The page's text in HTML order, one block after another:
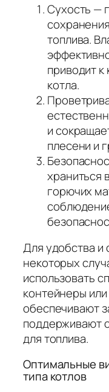
Сухость —
топлива.
приводит
котла.
и
плесени и
храниться
горючих
Для удобства и
некоторых
использовать
контейнеры
обеспечивают
поддерживают
для топлива.
Оптимальные
типа котлов